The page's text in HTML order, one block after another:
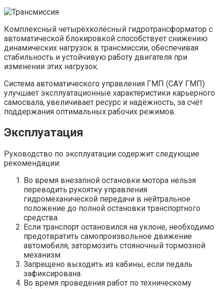
Комплексный четырёхколёсный гидротрансформатор с
автоматической блокировкой способствует снижению
динамических нагрузок в трансмиссии, обеспечивая
стабильность и устойчивую работу двигателя при
изменении этих нагрузок.
Система автоматического управления ГМП (САУ ГМП)
улучшает эксплуатационные характеристики карьерного
самосвала, увеличивает ресурс и надёжность, за счёт
поддержания оптимальных рабочих режимов.
Эксплуатация
Руководство по эксплуатации содержит следующие
рекомендации:
Во время внезапной остановки мотора нельзя
переводить рукоятку управления
гидромеханической передачи в нейтральное
положение до полной остановки транспортного
средства.
Если транспорт остановился на уклоне, необходимо
предотвратить самопроизвольное движение
автомобиля, затормозить стояночный тормозной
механизм.
Запрещено выходить из кабины, если педаль
зафиксирована.
Во время проведения работ по техническому